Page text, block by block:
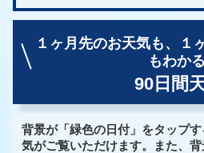
１ヶ月先のお天気も、
１
もわか
90日間
背景が「緑色の日付」をタップ
気がご覧いただけます。また、